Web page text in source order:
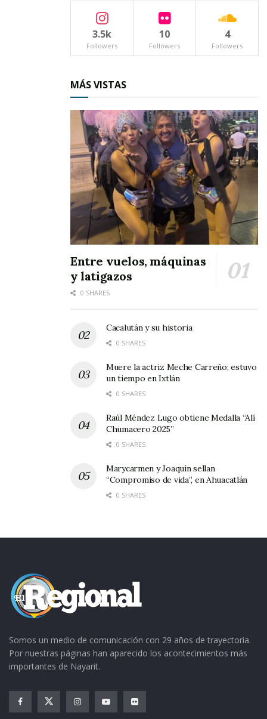
a Bryant y piensan seguir ayudándolo. Incluso
están pensando tocar más puertas para que se
le arregle su casa.
3.5k
Followers
10
Followers
4
Followers
MÁS VISTAS
Entre vuelos, máquinas
y latigazos
0 SHARES
Cacalután y su historia
0 SHARES
Muere la actriz Meche Carreño; estuvo
un tiempo en Ixtlán
0 SHARES
Raúl Méndez Lugo obtiene Medalla “Alí
Chumacero 2025”
0 SHARES
Marycarmen y Joaquín sellan
“Compromiso de vida”, en Ahuacatlán
0 SHARES
Somos un medio de comunicación con 29 años de trayectoria.
Por nuestras páginas han aparecido los acontecimientos más
importantes de Nayarit.